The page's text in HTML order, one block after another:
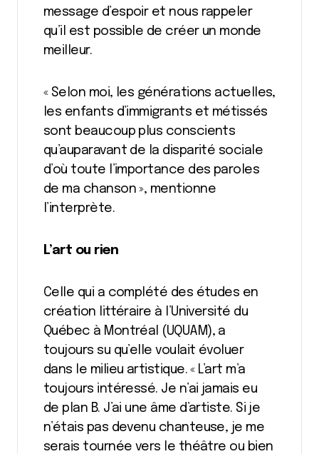
message d’espoir et nous rappeler
qu’il est possible de créer un monde
meilleur.
« Selon moi, les générations actuelles,
les enfants d’immigrants et métissés
sont beaucoup plus conscients
qu’auparavant de la disparité sociale
d’où toute l’importance des paroles
de ma chanson », mentionne
l’interprète.
L’art ou rien
Celle qui a complété des études en
création littéraire à l’Université du
Québec à Montréal (UQUAM), a
toujours su qu’elle voulait évoluer
dans le milieu artistique. « L’art m’a
toujours intéressé. Je n’ai jamais eu
de plan B. J’ai une âme d’artiste. Si je
n’étais pas devenu chanteuse, je me
serais tournée vers le théâtre ou bien